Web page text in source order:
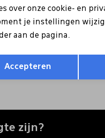
01 zwart
149,95
zijn?
over onze cookie- en
je instellingen
aan de pagina.
Accepteren